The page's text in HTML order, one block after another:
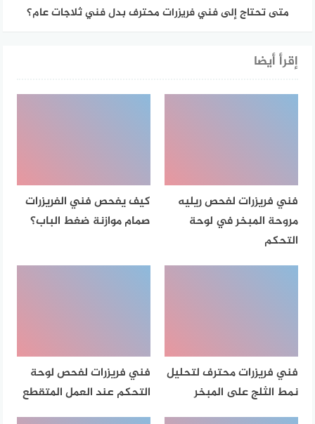
متى تحتاج إلى فني فريزرات محترف بدل فني ثلاجات عام؟
إقرأ أيضا
فني فريزرات لفحص ريليه
مروحة المبخر في لوحة
التحكم
كيف يفحص فني الفريزرات
صمام موازنة ضغط الباب؟
فني فريزرات محترف لتحليل
نمط الثلج على المبخر
فني فريزرات لفحص لوحة
التحكم عند العمل المتقطع